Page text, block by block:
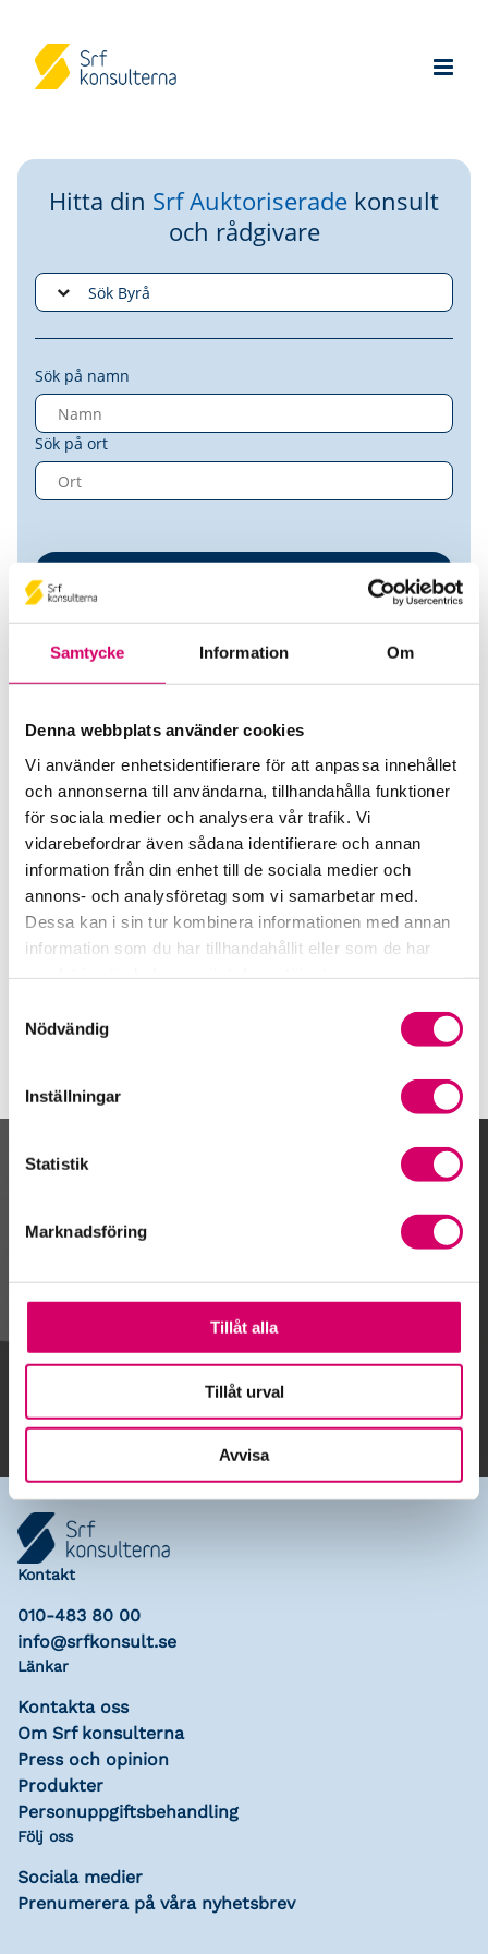
Samtycke Information Om
Denna webbplats använder cookies
Vi använder enhetsidentifierare för att anpassa innehållet
och annonserna till användarna, tillhandahålla funktioner
för sociala medier och analysera vår trafik. Vi
vidarebefordrar även sådana identifierare och annan
information från din enhet till de sociala medier och
annons- och analysföretag som vi samarbetar med.
Dessa kan i sin tur kombinera informationen med annan
information som du har tillhandahållit eller som de har
Nödvändig
Inställningar
Statistik
Marknadsföring
Tillåt alla
Tillåt urval
Avvisa
Hitta din Srf Auktoriserade konsult
och rådgivare
Sök på namn
Sök på ort
Investment AB Roynat
Srf Auktoriserade konsulter
Athanasios Nounis
Auktoriserad Redovisningskonsult
Skicka e-post
076-810 57 13
Kungälv
Kalendarium
Gå till kalendariet
Lägg till i kalender
Kontakt
010-483 80 00
info@srfkonsult.se
Länkar
Kontakta oss
Om Srf konsulterna
Press och opinion
Produkter
Personuppgiftsbehandling
Följ oss
Sociala medier
Prenumerera på våra nyhetsbrev